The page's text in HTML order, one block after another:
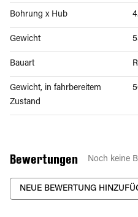
Bohrung x Hub
Gewicht
Bauart
Gewicht, in fahrbereitem
Zustand
Bewertungen Noch keine
NEUE BEWERTUNG